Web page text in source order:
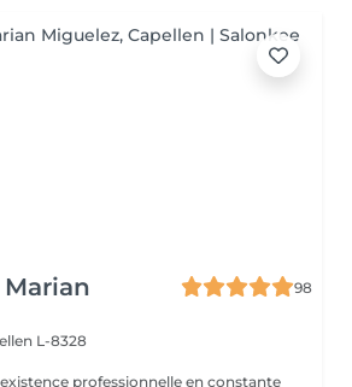
Marian
98
L-8328
professionnelle en constante